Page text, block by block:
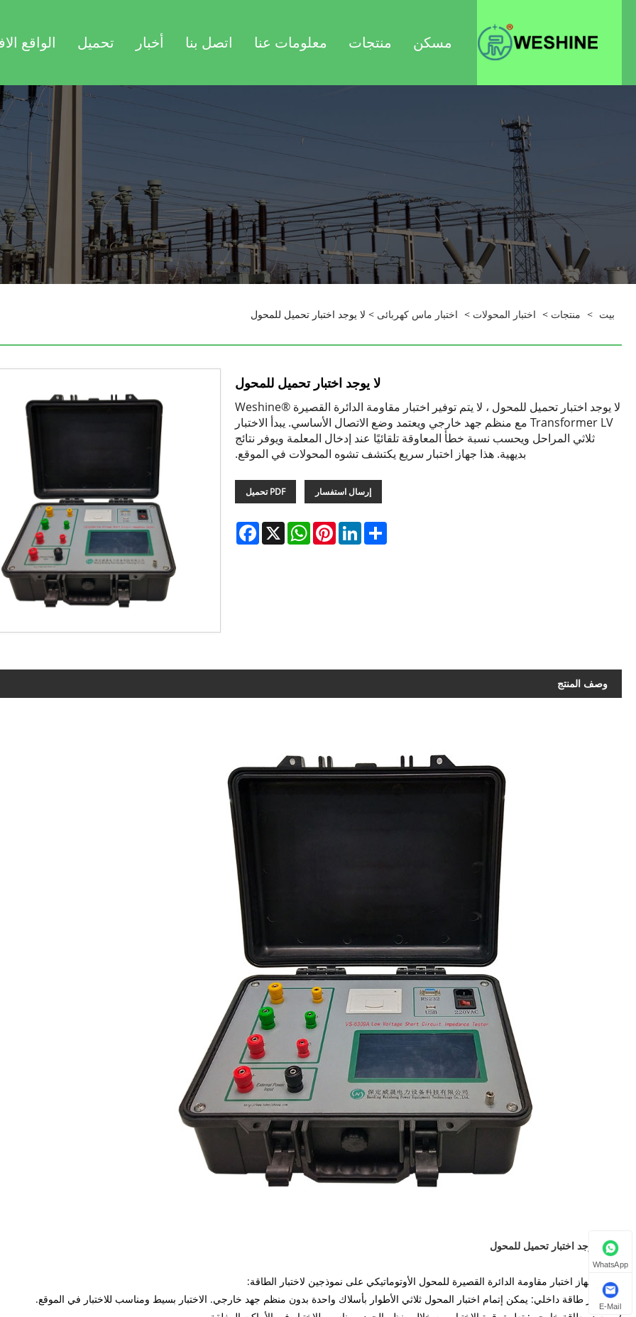
مسكن منتجات معلومات عنا اتصل بنا أخبار تحميل الواقع
بيت > منتجات > اختبار المحولات > اختبار ماس كهربائى > لا يوجد اختبار تحميل للمحول
لا يوجد اختبار تحميل للمحول
لا يوجد اختبار تحميل للمحول ، لا يتم توفير اختبار مقاومة الدائرة القصيرة Weshine®
Transformer LV مع منظم جهد خارجي ويعتمد وضع الاتصال الأساسي. يبدأ الاختبار
ثلاثي المراحل ويحسب نسبة خطأ المعاوقة تلقائيًا عند إدخال المعلمة ويوفر نتائج
بديهية. هذا جهاز اختبار سريع يكتشف تشوه المحولات في الموقع.
إرسال استفسار PDF تحميل
Facebook X
WhatsAppPinterestLinkedInShare
وصف المنتج
يشينلا يوجد اختبار تحميل للمحول
يحتوي جهاز اختبار مقاومة الدائرة القصيرة للمحول الأوتوماتيكي على نموذجين لاختبار الطاقة:
1. مصدر طاقة داخلي: يمكن إتمام اختبار المحول ثلاثي الأطوار بأسلاك واحدة بدون منظم جهد خارجي. الاختبار بسيط ومناسب للاختبار في الموقع.
WhatsApp
E-Mail